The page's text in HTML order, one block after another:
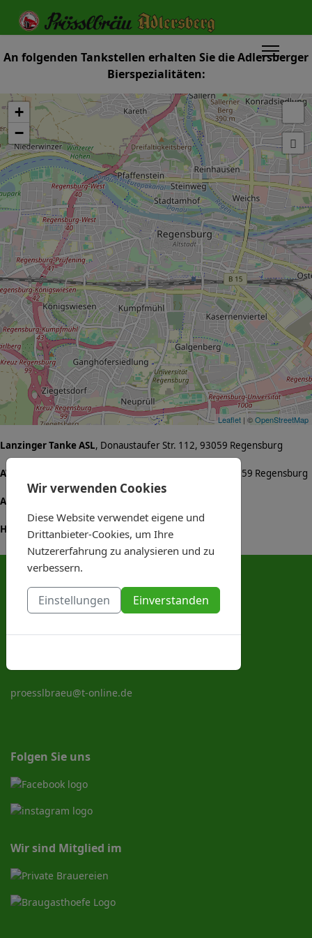
An folgenden Tankstellen erhalten Sie die Adlersberger
Bierspezialitäten:
+
−
Leaflet | ©OpenStreetMap
Lanzinger Tanke ASL, Donaustaufer Str. 112, 93059 Regensburg
AVIA Tankstelle Karl Semmler , Frankenstraße 2-4, 93059 Regensburg
Avia Servicestation
HEM Tankstelle , Frankenstraße 11, 93059 Regensburg
Anschrift & Kontakt
Prösslbräu Adlersberg GbR
Tel. Nr.: 09404 1822
proesslbraeu@t-online.de
Folgen Sie uns
Wir sind Mitglied im
Wir verwenden Cookies
Diese Website verwendet eigene und
Drittanbieter-Cookies, um Ihre
Nutzererfahrung zu analysieren und zu
verbessern.
Einstellungen Einverstanden